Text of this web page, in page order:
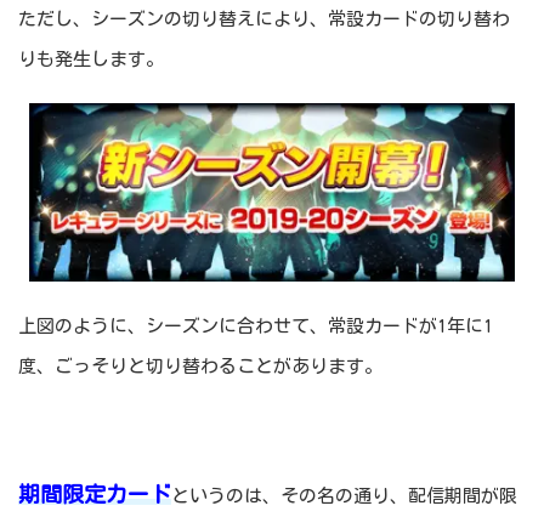
ただし、シーズンの切り替えにより、常設カードの切り替わ
りも発生します。
上図のように、シーズンに合わせて、常設カードが1年に1
度、ごっそりと切り替わることがあります。
期間限定カードというのは、その名の通り、配信期間が限